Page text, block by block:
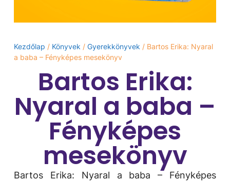
Kezdőlap / Könyvek / Gyerekkönyvek / Bartos Erika: Nyaral
a baba – Fényképes mesekönyv
Bartos Erika:
Nyaral a baba –
Fényképes
mesekönyv
Bartos Erika: Nyaral a baba – Fényképes